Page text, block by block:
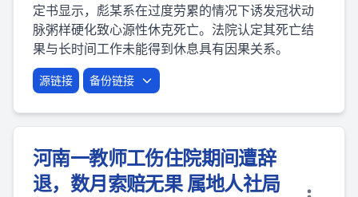
定书显示，彪某系在过度劳累的情况下诱发冠状动
脉粥样硬化致心源性休克死亡。法院认定其死亡结
果与长时间工作未能得到休息具有因果关系。
源链接 备份链接
河南一教师工伤住院期间遭辞
退，数月索赔无果 属地人社局